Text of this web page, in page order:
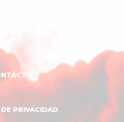
PRIVACIDAD